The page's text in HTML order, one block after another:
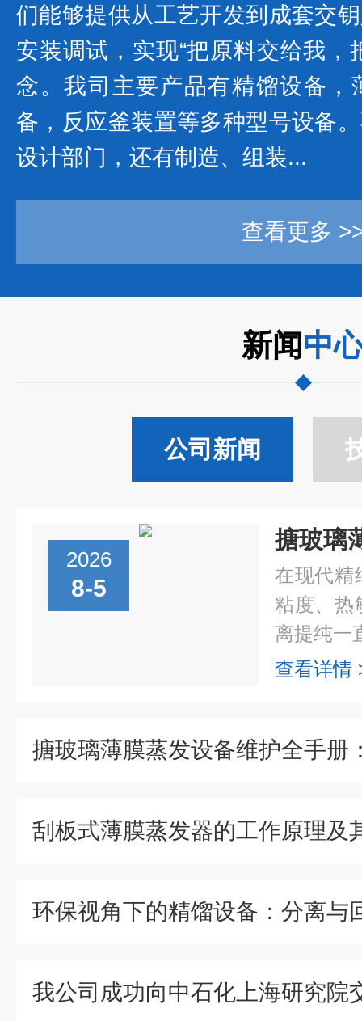
们能够提供从工艺开发到成套交
安装调试，实现“把原料交给我，
念。我司主要产品有精馏设备，
备，反应釜装置等多种型号设备
设计部门，还有制造、组装...
查看更多
新闻中
公司新闻
2026
8-5
在现代精
粘度、热
离提纯一
查看详情
刮板式薄膜蒸发器的工作原理及